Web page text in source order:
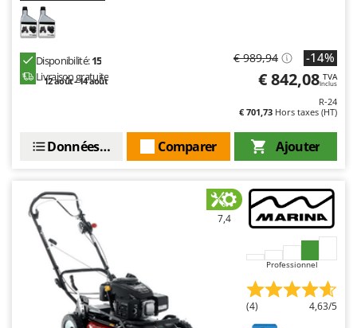
Disponibilité:15
Livraison gratuite
12 août - 14 août
€ 989,94 -14%
€ 842,08 TVA
Inclus
R-24
€ 701,73 Hors taxes (HT)
Ajouter
Comparer
Données techniques
7,4
Professionnel
(4) 4,63/5